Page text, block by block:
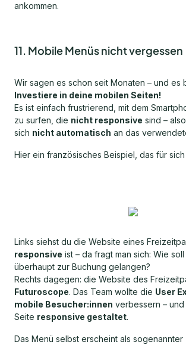
ankommen.
11. Mobile Menüs nicht vergessen
Wir sagen es schon seit Monaten – und es
Investiere in deine mobilen Seiten!
Es ist einfach frustrierend, mit dem
zu surfen, die nicht responsive sind –
sich nicht automatisch an das
Hier ein französisches Beispiel, das für
Links siehst du die Website eines
responsive ist – da fragt man sich: Wie
überhaupt zur Buchung gelangen?
Rechts dagegen: die Website des
Futuroscope. Das Team wollte die User
mobile Besucher:innen verbessern –
Seite responsive gestaltet.
Das Menü selbst erscheint als sogenannter